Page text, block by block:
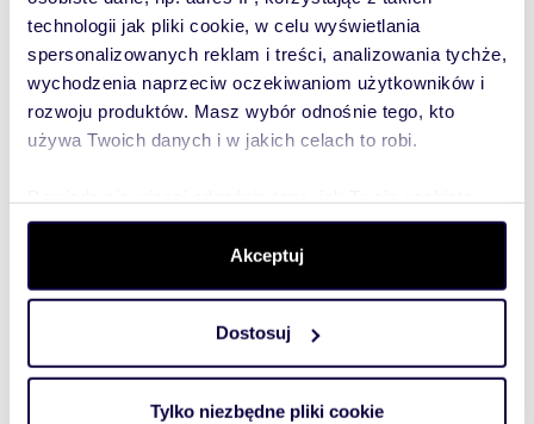
technologii jak pliki cookie, w celu wyświetlania
spersonalizowanych reklam i treści, analizowania tychże,
wychodzenia naprzeciw oczekiwaniom użytkowników i
rozwoju produktów. Masz wybór odnośnie tego, kto
używa Twoich danych i w jakich celach to robi.
dane są przetwarzane oraz ustaw własne preferencje w
. W Deklaracji plików cookie możesz
zmienić lub wycofać swoją zgodę w dowolnej chwili.
Wykorzystujemy pliki cookie do spersonalizowania treści
i reklam, aby oferować funkcje społecznościowe i
Akceptuj
Dostosuj
Tylko niezbędne pliki cookie
1000m2 700zł/m2
700 000 zł
działka Owczarnia